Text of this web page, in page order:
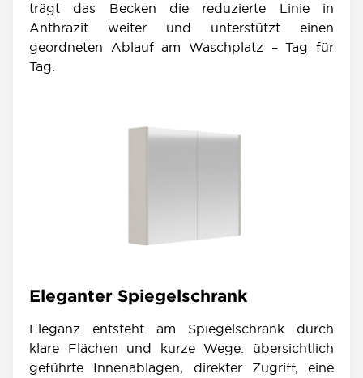
trägt das Becken die reduzierte Linie in
Anthrazit weiter und unterstützt einen
geordneten Ablauf am Waschplatz – Tag für
Tag.
Eleganter Spiegelschrank
Eleganz entsteht am Spiegelschrank durch
klare Flächen und kurze Wege: übersichtlich
geführte Innenablagen, direkter Zugriff, eine